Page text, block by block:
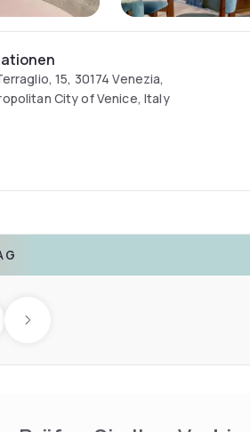
15, 30174 Venezia,
City of Venice, Italy
Next day